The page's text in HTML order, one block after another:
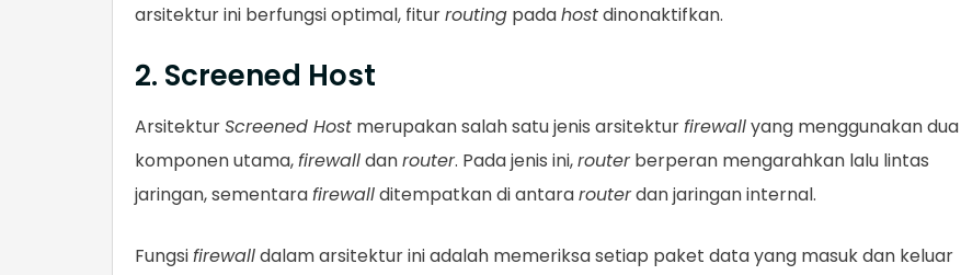
arsitektur ini berfungsi optimal, fiturrouting padahostdinonaktifkan.
2. Screened Host
ArsitekturScreened Host merupakan salah satu jenis arsitekturfirewallyang menggunakan dua
komponen utama,firewalldanrouter. Pada jenis ini,routerberperan mengarahkan lalu lintas
jaringan, sementarafirewallditempatkan di antararouterdan jaringan internal.
Fungsifirewalldalam arsitektur ini adalah memeriksa setiap paket data yang masuk dan keluar